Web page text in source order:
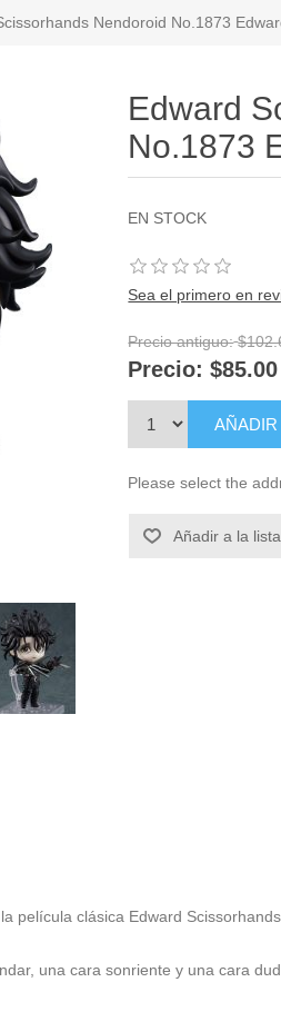
Nendoroid No.1873
Edward
No.1873
EN STOCK
Sea el primero en
Precio antiguo:
Precio: $85.00
Please select the
Añadir a la
película clásica Edward
una cara sonriente y una cara